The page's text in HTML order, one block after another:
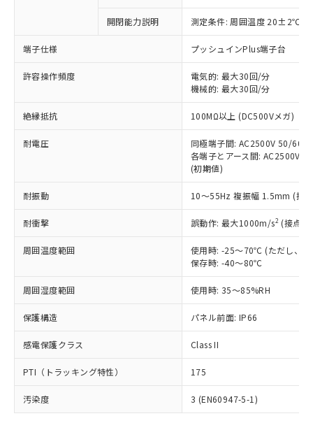
開閉能力説明 測定条件: 周囲温度 20±2℃、
端子仕様 プッシュインPlus端子台
許容操作頻度
電気的: 最大30回/分
機械的: 最大30回/分
絶縁抵抗 100MΩ以上 (DC500Vメガ)
耐電圧
同極端子間: AC2500V 50/
各端子とアース間: AC2500V
(初期値)
耐振動 10～55Hz 複振幅 1.5mm (接
耐衝撃 誤動作: 最大1000m/s2 (接点
周囲温度範囲
使用時: -25～70℃ (ただし、氷
保存時: -40～80℃
周囲湿度範囲 使用時: 35～85%RH
保護構造 パネル前面: IP66
感電保護クラス Class II
PTI（トラッキング特性） 175
汚染度 3 (EN60947-5-1)
以下の条件をお読みいただき、同意のうえ
本サービスは、当社制御機器事業取扱
商品の当社在庫状況および標準価格
(税抜)を提供させていただくもので
当社制御機器事業取扱商品の中には、
本サービスの対象外となる商品もある
ことをご了承ください。
在庫状況および標準価格照会結果は、
記載している更新日時点での社内デー
タに基づき作成されるものであり、閲
覧された時点での実際の在庫および標
準価格とは異なる場合があることをご
正式な納期状況および標準価格はお客
様のお取引先、またはお客様担当のオ
ムロン制御機器販売店・当社販売員に
オムロン制御機器販売店や当社販売拠
販売ネットワーク
」をご確認
ください。
在庫状況および標準価格結果を当社の
事前の承諾なく第三者に漏洩または開
示しないようお願いします。
マイパーツ機能（部品リスト作成サー
対応予定なし：EU RoHS指令（10物質）の
定はありません。
調査・確認中：EU RoHS指令（10物質）の
非含有の対応状況を調査中または確認中の
非該当品：ライセンス料など無形物で、有
害物質有無と関係のない商品です。
仕入先様の事情により、非含有部品として
いたものが、含有品と判明した場合などや
むを得ず変更することがあります。
鉛(Pb) 1000ppm以下、 水銀(Hg) 1000ppm以下、 カド
六価クロム(Cr(Ⅵ)) 1000ppm以下、ポリ臭化ビフェニル
類(PBB) 1000ppm以下、ポリ臭化ジフェニルエーテル類
(PBDE) 1000ppm以下、フタル酸ビス(2-エチルヘキシ
ル) (DEHP)(別名：DOP) 1000ppm以下、フタル酸ブチ
ルベンジル（BBP） 1000ppm以下、フタル酸ジブチル
（DBP） 1000ppm以下、フタル酸ジイソブチル
(DIBP) 1000ppm以下
但し、RoHS指令で産業用監視および制御機器に対する
フタル酸エステル類の４物質については閾値を超える意
図的な使用がないことを確認しています。
※2 対応予定月
部品在庫の切り替え状況などにより、予定
月が前後することがあります。
※1 中国RoHS○×表
「○」：最大均質材料含有率が中国RoHSの
基準値以下であることを示します。
「×」：最大均質材料含有率が中国RoHSの
基準値を超えていることを示します。
「－」：未確認です。当社販売部門へお問
Cr(Ⅵ)(六価クロム) : 1000ppm、 PBBs(ポリ臭化ビフェ
ニル類) : 1000ppm、 PBDEs(ポリ臭化ジフェニルエーテ
ル類) : 1000ppm、
DBP(フタル酸ジブチル) : 1000ppm、 DIBP(フタル酸ジ
イソブチル) : 1000ppm、 BBP(フタル酸ブチルベンジ
ル) : 1000ppm、
※2 環境保護使用期限
「ｅ」：有害物質（10物質）のすべてが基
準値以下であることを示します。
「10」：通常の使用状況下において有害物
質が外部に漏えいし、環境に深刻な影響を
当社は、これら貴社製品のうち、外国
為替および外国貿易法に定める商品
（以下｢規制貨物等」という）を輸出
または国外への提供する場合は、日本
国政府の輸出許可(または役務取引許
可)を取得するなどの必要な手続きを
当社は規制貨物を破棄する場合は、完
全に破砕するなど、違法に輸出されな
いよう必要な手段を講じます。
当社は貴社製品を、核兵器、ミサイ
ル、化学兵器、生物兵器またはその他
武器並びにこれらの製造装置等に一切
使用いたしません。
当社は、貴社製品を第三者に販売する
場合は、上記1、2および3の内容を当
該第三者に通知します。また当社は、
販売先および販売に係わる関係者が違
法に輸出するおそれがある場合は、取
○ 一定数以上の在庫あり
一定数には満たないが在庫あり
在庫なし(最新の在庫状況につ
いては、お客様のお取引先、ま
たはお客様担当のオムロン制御
機器販売店・当社販売員にご確
認ください)
受注生産機種、また在庫状況の